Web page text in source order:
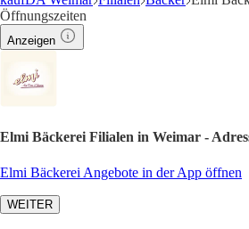
Öffnungszeiten
Anzeigen
Elmi Bäckerei Filialen in Weimar -
Elmi Bäckerei Angebote in der App öffnen
WEITER